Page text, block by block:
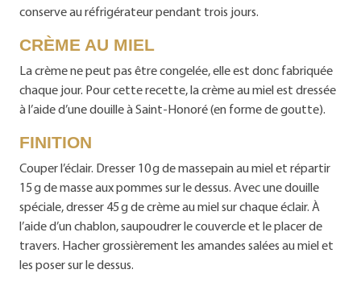
conserve au réfrigérateur pendant trois jours.
CRÈME AU MIEL
La crème ne peut pas être congelée, elle est donc fabriquée
chaque jour. Pour cette recette, la crème au miel est dressée
à l’aide d’une douille à Saint-Honoré (en forme de goutte).
FINITION
Couper l’éclair. Dresser 10 g de massepain au miel et répartir
15 g de masse aux pommes sur le dessus. Avec une douille
spéciale, dresser 45 g de crème au miel sur chaque éclair. À
l’aide d’un chablon, saupoudrer le couvercle et le placer de
travers. Hacher grossièrement les amandes salées au miel et
les poser sur le dessus.